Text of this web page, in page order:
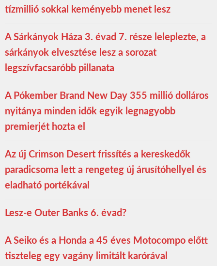
tízmillió sokkal keményebb menet lesz
A Sárkányok Háza 3. évad 7. része leleplezte, a
sárkányok elvesztése lesz a sorozat
legszívfacsaróbb pillanata
A Pókember Brand New Day 355 millió dolláros
nyitánya minden idők egyik legnagyobb
premierjét hozta el
Az új Crimson Desert frissítés a kereskedők
paradicsoma lett a rengeteg új árusítóhellyel és
eladható portékával
Lesz-e Outer Banks 6. évad?
A Seiko és a Honda a 45 éves Motocompo előtt
tiszteleg egy vagány limitált karórával